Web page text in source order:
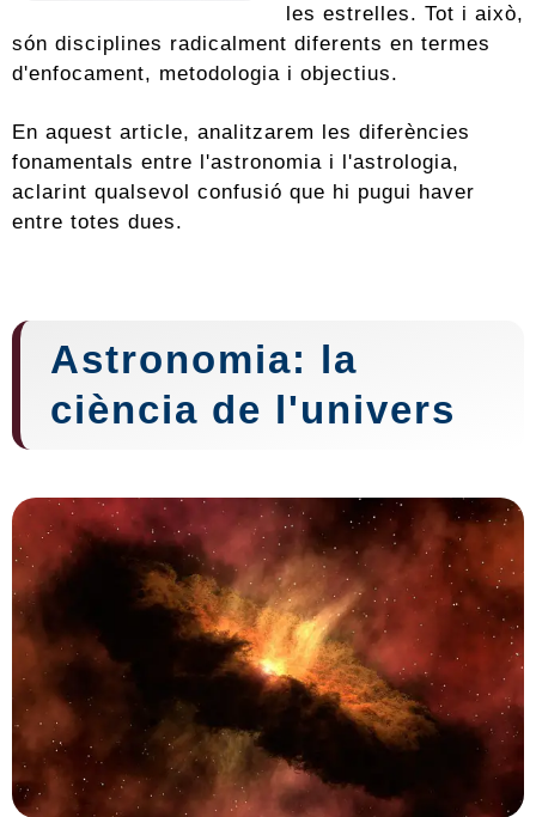
les estrelles. Tot i això,
són disciplines radicalment diferents en termes
d'enfocament, metodologia i objectius.
En aquest article, analitzarem les diferències
fonamentals entre l'astronomia i l'astrologia,
aclarint qualsevol confusió que hi pugui haver
entre totes dues.
Astronomia: la
ciència de l'univers